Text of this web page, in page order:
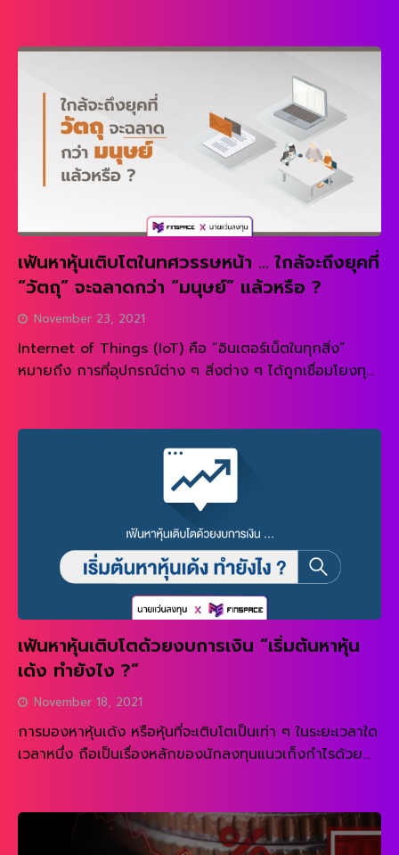
ซึ่งเป็นสาขาขนาดเล็ก ก็พบว่า … การช้อปปฯ ที่แม็คโครสร้าง
ความสนุกสนานให้กับภรรยาผมมาก . กุญแจสำคัญทำให้
MAKRO […]
เฟ้นหาหุ้นเติบโตในทศวรรษหน้า … ใกล้จะถึงยุคที่
“วัตถุ” จะฉลาดกว่า “มนุษย์” แล้วหรือ ?
November 23, 2021
Internet of Things (IoT) คือ “อินเตอร์เน็ตในทุกสิ่ง”
หมายถึง การที่อุปกรณ์ต่าง ๆ สิ่งต่าง ๆ ได้ถูกเชื่อมโยงทุก
อินเตอร์เน็ต เช่น การเปิด-ปิด อุปกรณ์เครื่องใช้ไฟฟ้า เป็นต้น
ความหมายข้างบนบอกเราเป็นนัย […]
เฟ้นหาหุ้นเติบโตด้วยงบการเงิน “เริ่มต้นหาหุ้น
เด้ง ทำยังไง ?”
November 18, 2021
การมองหาหุ้นเด้ง หรือหุ้นที่จะเติบโตเป็นเท่า ๆ ในระยะเวลาใด
เวลาหนึ่ง ถือเป็นเรื่องหลักของนักลงทุนแนวเก็งกำไรด้วย
มองหาหุ้นที่พื้นฐานดี และจะมีการเติบโตในระยะเวลาใดเวลา
หนึ่งอย่างรวดเร็ว แต่ราคาหุ้นยังไม่สะท้อนการเติบโตนั้น หาก